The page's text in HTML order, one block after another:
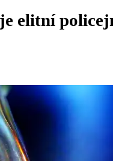
elitní